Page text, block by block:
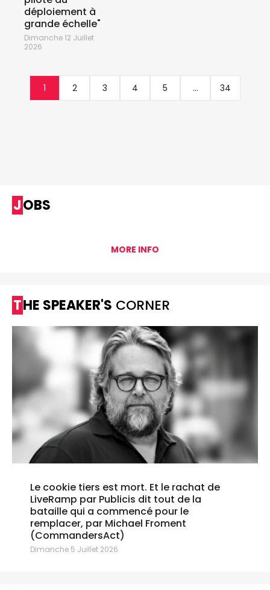
déploiement à
grande échelle"
Dimanche 12 Juillet
2026
1 2 3 4 5 ... 34
JOBS
MORE INFO
THE SPEAKER'S CORNER
Le cookie tiers est mort. Et le rachat de
LiveRamp par Publicis dit tout de la
bataille qui a commencé pour le
remplacer, par Michael Froment
(CommandersAct)
Dimanche 5 Juillet 2026